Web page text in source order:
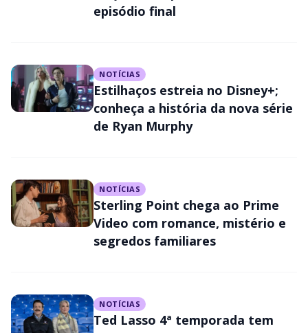
episódio final
NOTÍCIAS
Estilhaços estreia no Disney+;
conheça a história da nova série
de Ryan Murphy
NOTÍCIAS
Sterling Point chega ao Prime
Video com romance, mistério e
segredos familiares
NOTÍCIAS
Ted Lasso 4ª temporada tem